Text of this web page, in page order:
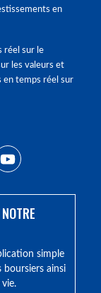
en
réel sur le
les valeurs et
en temps réel sur
simple
boursiers ainsi